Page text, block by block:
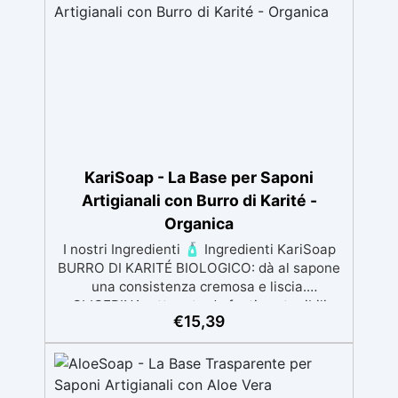
Gamma di Colori: 20 tonalità versatili,
KariSoap - La Base per Saponi
Artigianali con Burro di Karité -
Organica
I nostri Ingredienti 🧴 Ingredienti KariSoap
BURRO DI KARITÉ BIOLOGICO: dà al sapone
una consistenza cremosa e liscia.
GLICERINA: ottenuta da fonti sostenibili
come l’Olio di Colza, è un umettante, ovvero
trattiene l'umidità. Nel sapone, è ottimo
perché aiuta a trattenere l'umidità vicino alla
pelle, rendendo il sapone idratante.
€15,39